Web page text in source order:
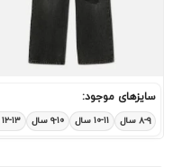
سایزهای موجود:
۸-۹ سال ۱۰-۱۱ سال ۹-۱۰ سال ۱۲-۱۳ سال